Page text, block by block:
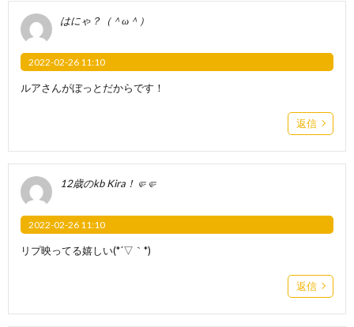
はにゃ？（＾ω＾）
2022-02-26 11:10
ルアさんがぼっとだからです！
返信
12歳のkb Kira！🤛🤛
2022-02-26 11:10
リプ映ってる嬉しい(*´▽｀*)
返信